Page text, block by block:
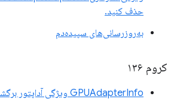
حذف کنید.
به‌روزرسانی‌های سپیده‌دم
کروم ۱۳۶
GPUAdapterInfo ویژگی آداپتور برگشتی است